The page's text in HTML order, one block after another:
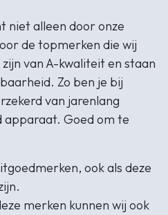
niet alleen door onze
de topmerken die wij
van A-kwaliteit en staan
Zo ben je bij
van jarenlang
apparaat. Goed om te
ook als deze
merken kunnen wij ook